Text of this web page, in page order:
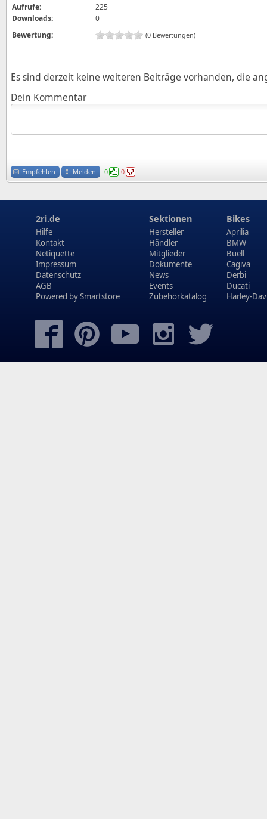
Aufrufe:
225
Downloads:
0
Bewertung:
(0 Bewertungen)
Es sind derzeit keine weiteren Beiträge vorhanden, die
Dein Kommentar
Empfehlen Melden 0 0
2ri.de
Hilfe
Kontakt
Netiquette
Impressum
Datenschutz
AGB
Powered bySmartstore
Sektionen
Hersteller
Händler
Mitglieder
Dokumente
News
Events
Zubehörkatalog
Bikes
Aprilia
BMW
Buell
Cagiva
Derbi
Ducati
Harley-